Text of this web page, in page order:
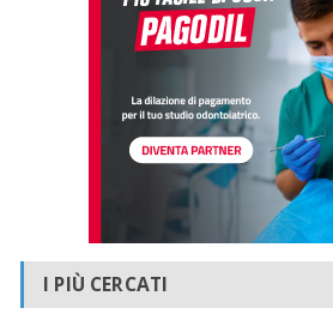
I PIÙ CERCATI